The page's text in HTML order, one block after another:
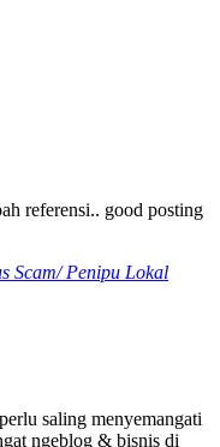
referensi.. good posting
Scam/ Penipu Lokal
saling menyemangati
ngeblog & bisnis di